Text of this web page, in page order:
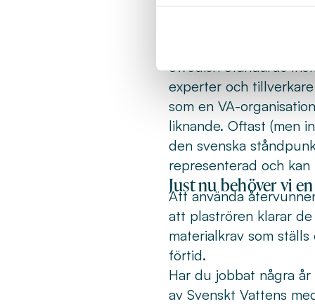
Svenskt Vatten och
Swedish Standards
experter och
som en VA-
liknande. Oftast (men
den svenska
representerad och kan
Just nu behöver vi
Att använda
att plaströren klarar
materialkrav som
förtid.
Har du jobbat några
av Svenskt Vattens